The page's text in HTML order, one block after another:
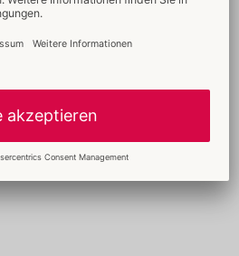
im Set von Cottelli PARTY. Im
– hochelastisch und weich
Tragekomfort. Das bauchfreie
Dekolleté-Ausschnitt und
Ärmeln. Der Stehkragen hat
Auch der enge Minirock
den Seiten. Mit dem breiten
Rock passgenau und bequem.